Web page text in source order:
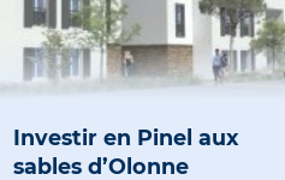
Investir en Pinel aux
sables d’Olonne